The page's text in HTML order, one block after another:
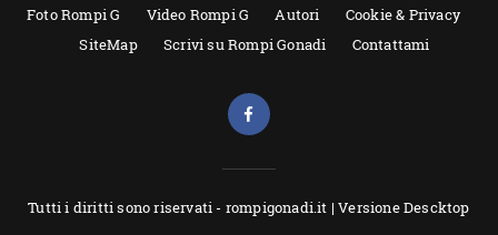
Foto Rompi G Video Rompi G Autori
Cookie & Privacy
SiteMap
Scrivi su Rompi Gonadi Contattami
Tutti i diritti sono riservati - rompigonadi.it |Versione Descktop